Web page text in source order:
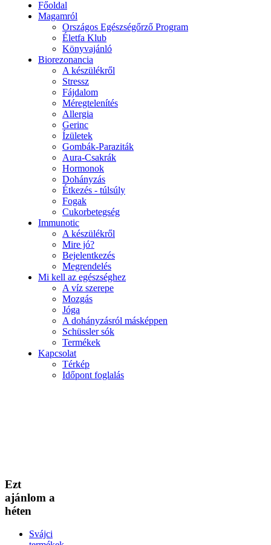
Főoldal
Magamról
Országos Egészségőrző Program
Életfa Klub
Könyvajánló
Biorezonancia
A készülékről
Stressz
Fájdalom
Méregtelenítés
Allergia
Gerinc
Ízületek
Gombák-Paraziták
Aura-Csakrák
Hormonok
Dohányzás
Étkezés - túlsúly
Fogak
Cukorbetegség
Immunotic
A készülékről
Mire jó?
Bejelentkezés
Megrendelés
Mi kell az egészséghez
A víz szerepe
Mozgás
Jóga
A dohányzásról másképpen
Schüssler sók
Termékek
Kapcsolat
Térkép
Időpont foglalás
Ezt
ajánlom a
héten
Svájci